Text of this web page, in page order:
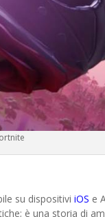
su dispositivi iOS e
è una storia di